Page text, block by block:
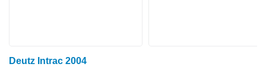
Deutz Intrac 2004